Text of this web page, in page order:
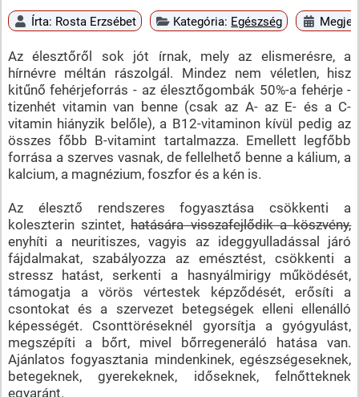
Írta: Rosta Erzsébet Kategória: Egészség
Az élesztőről sok jót írnak, mely az elismerésre, a
hírnévre méltán rászolgál. Mindez nem véletlen, hisz
kitűnő fehérjeforrás - az élesztőgombák 50%-a fehérje -
tizenhét vitamin van benne (csak az A- az E- és a C-
vitamin hiányzik belőle), a B12-vitaminon kívül pedig az
összes főbb B-vitamint tartalmazza. Emellett legfőbb
forrása a szerves vasnak, de fellelhető benne a kálium, a
kalcium, a magnézium, foszfor és a kén is.
Az élesztő rendszeres fogyasztása csökkenti a
koleszterin szintet,hatására visszafejlődik a köszvény,
enyhíti a neuritiszes, vagyis az ideggyulladással járó
fájdalmakat, szabályozza az emésztést, csökkenti a
stressz hatást, serkenti a hasnyálmirigy működését,
támogatja a vörös vértestek képződését, erősíti a
csontokat és a szervezet betegségek elleni ellenálló
képességét. Csonttöréseknél gyorsítja a gyógyulást,
megszépíti a bőrt, mivel bőrregeneráló hatása van.
Ajánlatos fogyasztania mindenkinek, egészségeseknek,
betegeknek, gyerekeknek, időseknek, felnőtteknek
egyaránt.